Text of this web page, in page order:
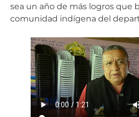
sea un año de más logros que
comunidad indígena del